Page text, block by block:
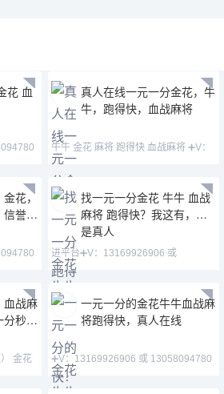
花 血
真人在线一元一分金花，牛
牛，跑得快，血战麻将
牛牛 金花 麻将 跑得快 血战麻将 ➕V：
花，
信誉老
找一元一分金花 牛牛 血战
麻将 跑得快？我这有，全
是真人
进平台➕V：13169926906 或
血战麻
分秒到
一元一分的金花牛牛血战麻
将跑得快，真人在线
➕V：13169926906 或 13058094780
QQ:3122617673 主